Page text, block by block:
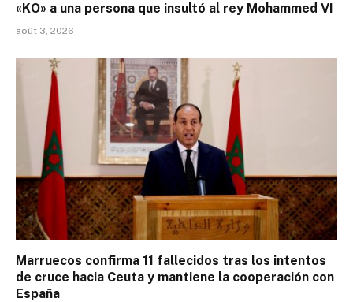
«KO» a una persona que insultó al rey Mohammed VI
août 3, 2026
Marruecos confirma 11 fallecidos tras los intentos
de cruce hacia Ceuta y mantiene la cooperación con
España